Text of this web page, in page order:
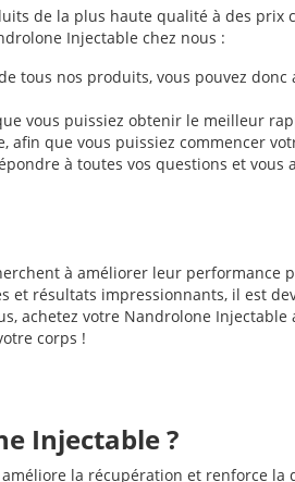
de la plus haute qualité à des prix
Injectable chez nous :
tous nos produits, vous pouvez donc
vous puissiez obtenir le meilleur
afin que vous puissiez commencer
à toutes vos questions et vous
à améliorer leur performance
et résultats impressionnants, il est
achetez votre Nandrolone
corps !
Injectable ?
la récupération et renforce la